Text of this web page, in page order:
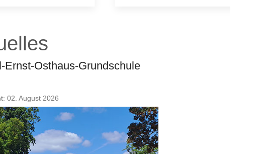
Ernst-Osthaus-Grundschule
02. August 2026